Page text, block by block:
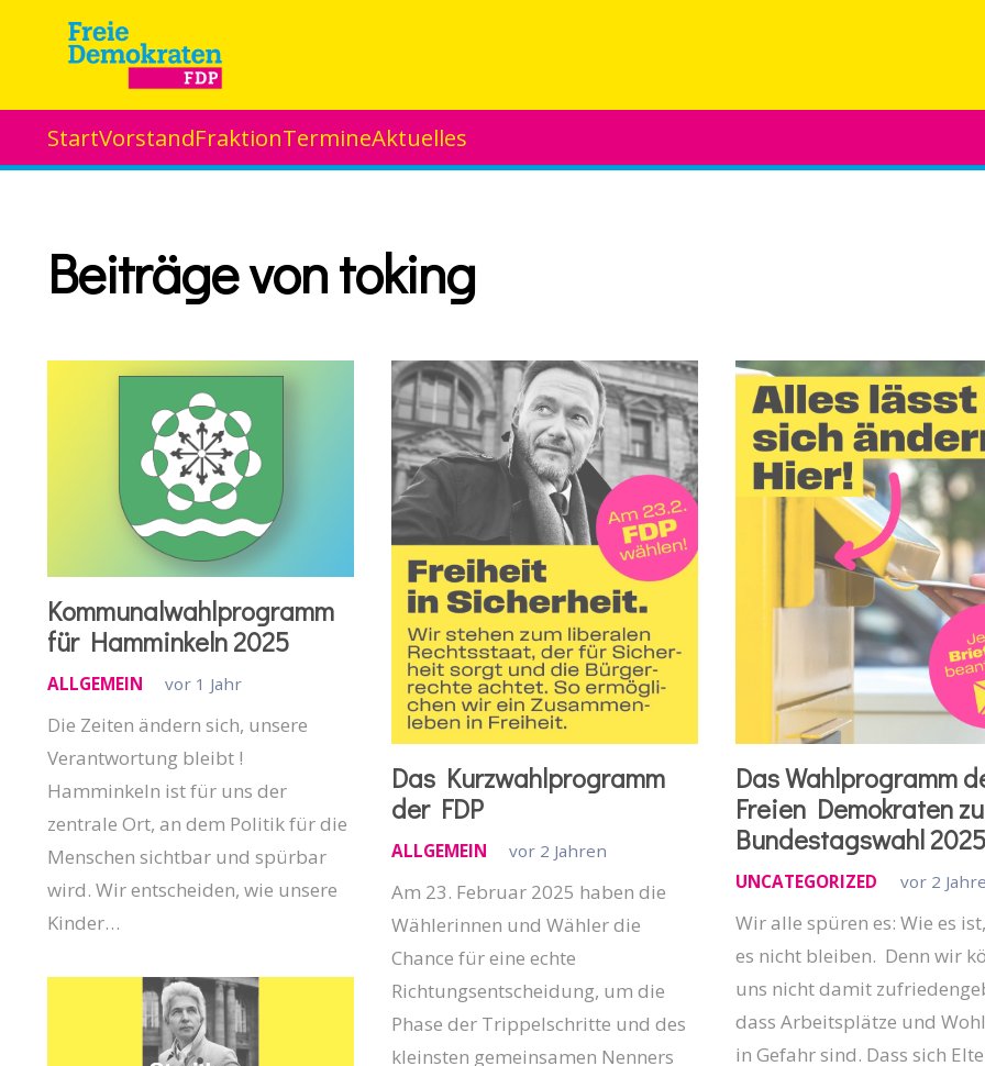
StartVorstandFraktionTermineAktuelles
Beiträge von toking
Kommunalwahlprogramm
für Hamminkeln 2025
ALLGEMEIN vor 1 Jahr
Die Zeiten ändern sich, unsere
Verantwortung bleibt !
Hamminkeln ist für uns der
zentrale Ort, an dem Politik für die
Menschen sichtbar und spürbar
wird. Wir entscheiden, wie unsere
Kinder…
Das Kurzwahlprogramm
der FDP
ALLGEMEIN vor 2 Jahren
Am 23. Februar 2025 haben die
Wählerinnen und Wähler die
Chance für eine echte
Richtungsentscheidung, um die
Phase der Trippelschritte und des
kleinsten gemeinsamen Nenners
Das Wahlprogramm
Freien Demokraten
Bundestagswahl
UNCATEGORIZED vor 2
Wir alle spüren es: Wie es
es nicht bleiben. Denn wir
uns nicht damit
dass Arbeitsplätze und
in Gefahr sind. Dass sich